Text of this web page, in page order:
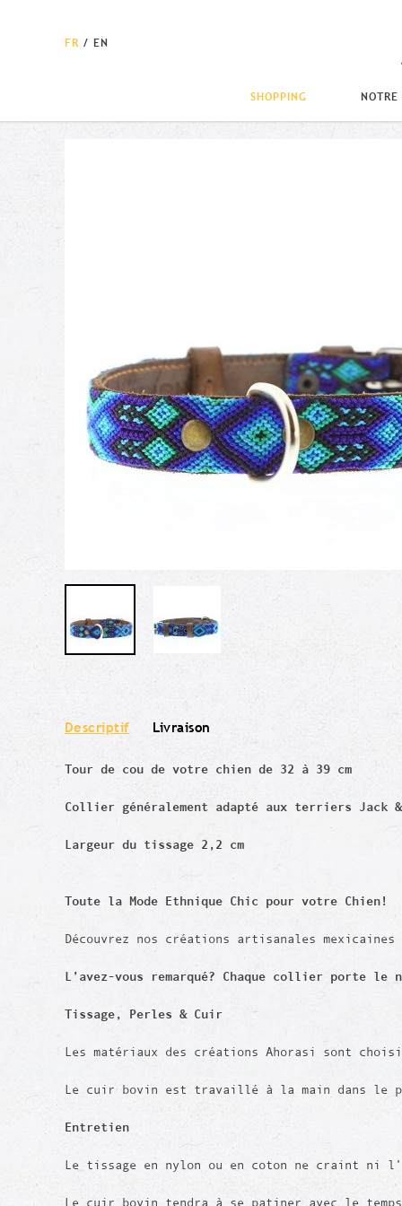
FR /EN
SHOPPING
Descriptif Livraison
Tour de cou de votre chien de 32 à 39 cm
Collier généralement adapté aux terriers Jack
Largeur du tissage 2,2 cm
Toute la Mode Ethnique Chic pour votre Chien!
Découvrez nos créations artisanales
L’avez-vous remarqué? Chaque collier porte le
Tissage, Perles & Cuir
Les matériaux des créations Ahorasi sont
Le cuir bovin est travaillé à la main dans le
Entretien
Le tissage en nylon ou en coton ne craint ni
Le cuir bovin tendra à se patiner avec le